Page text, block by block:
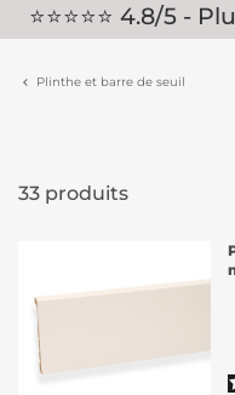
⭐⭐⭐⭐⭐ 4.8/5 -
Plinthe et barre de seuil
33 produits